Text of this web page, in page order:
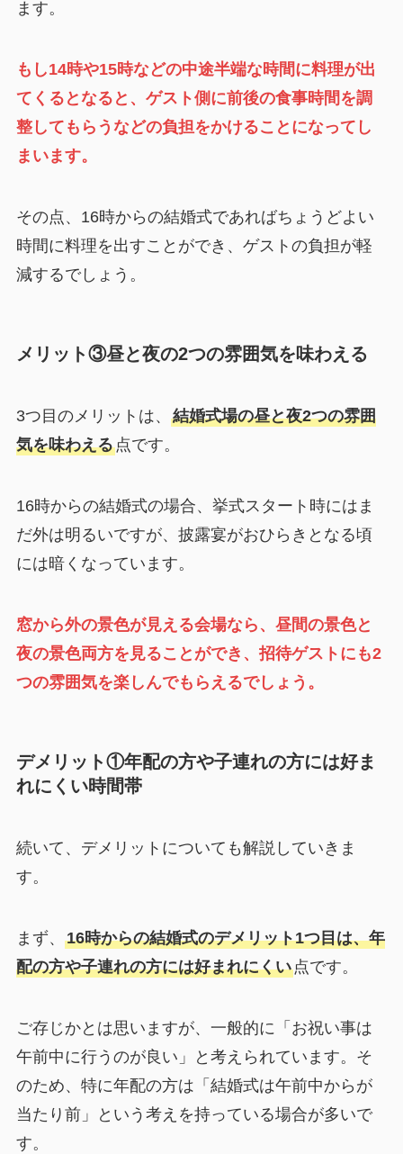
ます。
もし14時や15時などの中途半端な時間に料理が出
てくるとなると、ゲスト側に前後の食事時間を調
整してもらうなどの負担をかけることになってし
まいます。
その点、16時からの結婚式であればちょうどよい
時間に料理を出すことができ、ゲストの負担が軽
減するでしょう。
メリット③昼と夜の2つの雰囲気を味わえる
3つ目のメリットは、 結婚式場の昼と夜2つの雰囲
気を味わえる点です。
16時からの結婚式の場合、挙式スタート時にはま
だ外は明るいですが、披露宴がおひらきとなる頃
には暗くなっています。
窓から外の景色が見える会場なら、昼間の景色と
夜の景色両方を見ることができ、招待ゲストにも2
つの雰囲気を楽しんでもらえるでしょう。
デメリット①年配の方や子連れの方には好ま
れにくい時間帯
続いて、デメリットについても解説していきま
す。
まず、 16時からの結婚式のデメリット1つ目は、年
配の方や子連れの方には好まれにくい点です。
ご存じかとは思いますが、一般的に「お祝い事は
午前中に行うのが良い」と考えられています。そ
のため、特に年配の方は「結婚式は午前中からが
当たり前」という考えを持っている場合が多いで
す。